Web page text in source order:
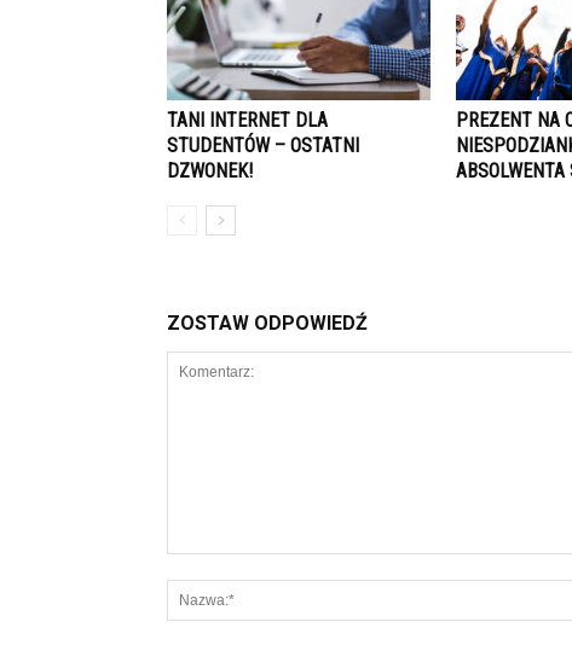
TANI INTERNET DLA
STUDENTÓW – OSTATNI
DZWONEK!
PREZENT NA
ABSOLWENTA
ZOSTAW ODPOWIEDŹ